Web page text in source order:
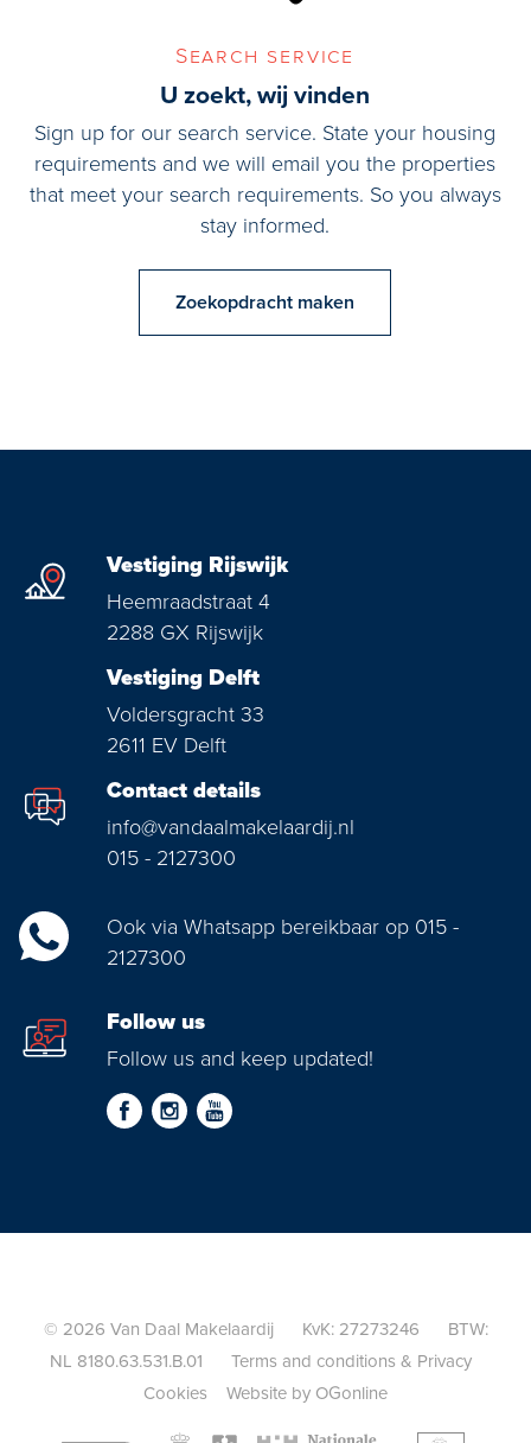
Search service
U zoekt, wij vinden
Sign up for our search service. State your housing
requirements and we will email you the properties
that meet your search requirements. So you always
stay informed.
Zoekopdracht maken
Vestiging Rijswijk
Heemraadstraat 4
2288 GX Rijswijk
Vestiging Delft
Voldersgracht 33
2611 EV Delft
Contact details
info@vandaalmakelaardij.nl
015 - 2127300
Ook via Whatsapp bereikbaar op 015 -
2127300
Follow us
Follow us and keep updated!
© 2026 Van Daal Makelaardij KvK: 27273246 BTW:
NL 8180.63.531.B.01 Terms and conditions & Privacy
Cookies
Website by OGonline